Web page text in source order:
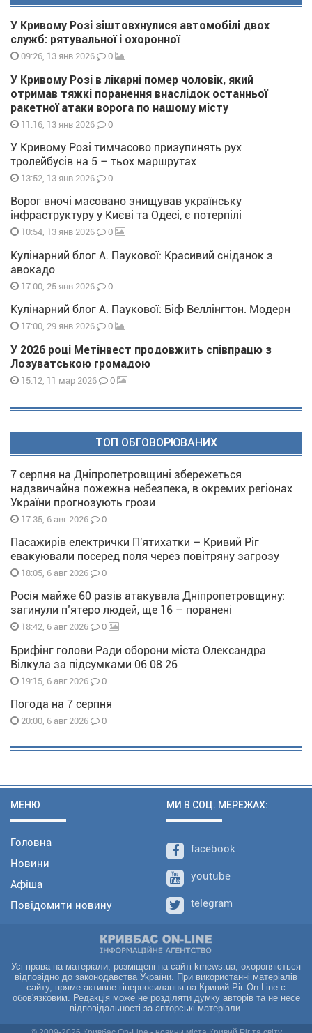
У Кривому Розі зіштовхнулися автомобілі двох
служб: рятувальної і охоронної
09:26, 13 янв 2026 0
У Кривому Розі в лікарні помер чоловік, який
отримав тяжкі поранення внаслідок останньої
ракетної атаки ворога по нашому місту
11:16, 13 янв 2026 0
У Кривому Розі тимчасово призупинять рух
тролейбусів на 5 – тьох маршрутах
13:52, 13 янв 2026 0
Ворог вночі масовано знищував українську
інфраструктуру у Києві та Одесі, є потерпілі
10:54, 13 янв 2026 0
Кулінарний блог А. Паукової: Красивий сніданок з
авокадо
17:00, 25 янв 2026 0
Кулінарний блог А. Паукової: Біф Веллінгтон. Модерн
17:00, 29 янв 2026 0
У 2026 році Метінвест продовжить співпрацю з
Лозуватською громадою
15:12, 11 мар 2026 0
ТОП ОБГОВОРЮВАНИХ
7 серпня на Дніпропетровщині збережеться
надзвичайна пожежна небезпека, в окремих регіонах
України прогнозують грози
17:35, 6 авг 2026 0
Пасажирів електрички П'ятихатки – Кривий Ріг
евакуювали посеред поля через повітряну загрозу
18:05, 6 авг 2026 0
Росія майже 60 разів атакувала Дніпропетровщину:
загинули п’ятеро людей, ще 16 – поранені
18:42, 6 авг 2026 0
Брифінг голови Ради оборони міста Олександра
Вілкула за підсумками 06 08 26
19:15, 6 авг 2026 0
Погода на 7 серпня
20:00, 6 авг 2026 0
МЕНЮ
Головна
Новини
Афіша
Повідомити новину
МИ В СОЦ. МЕРЕЖАХ:
facebook
youtube
telegram
Усі права на матеріали, розміщені на сайті krnews.ua, охороняються
відповідно до законодавства України. При використанні матеріалів
сайту, пряме активне гіперпосилання на Кривий Ріг On-Line є
обов'язковим. Редакція може не розділяти думку авторів та не несе
відповідальності за авторські матеріали.